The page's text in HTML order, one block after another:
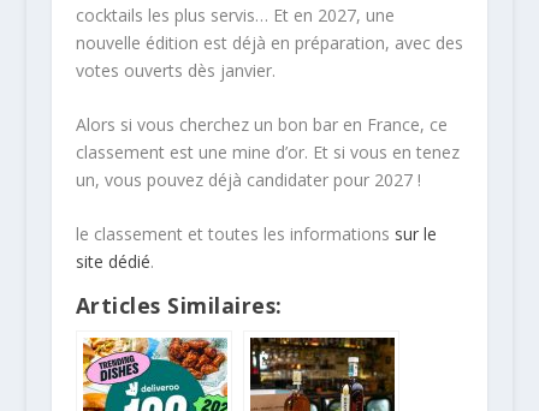
cocktails les plus servis… Et en 2027, une
nouvelle édition est déjà en préparation, avec des
votes ouverts dès janvier.
Alors si vous cherchez un bon bar en France, ce
classement est une mine d’or. Et si vous en tenez
un, vous pouvez déjà candidater pour 2027 !
le classement et toutes les informations sur le
site dédié.
Articles Similaires: